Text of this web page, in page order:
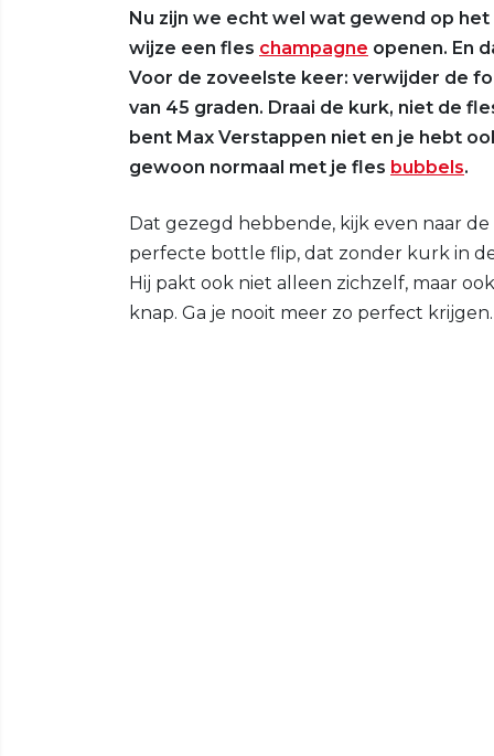
Nu zijn we echt wel wat gewend op
wijze een fles champagne openen. En
Voor de zoveelste keer: verwijder de
van 45 graden. Draai de kurk, niet de
bent Max Verstappen niet en je hebt
gewoon normaal met je fles bubbels.
Dat gezegd hebbende, kijk even naar
perfecte bottle flip, dat zonder kurk in
Hij pakt ook niet alleen zichzelf, maar
knap. Ga je nooit meer zo perfect krijgen.